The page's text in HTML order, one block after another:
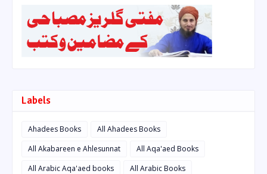
Labels
Ahadees Books
All Ahadees Books
All Akabareen e Ahlesunnat
All Aqa'aed Books
All Arabic Aqa'aed books
All Arabic Books